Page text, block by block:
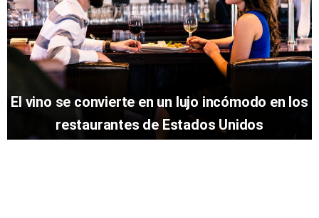
El vino se convierte en un lujo incómodo en los
restaurantes de Estados Unidos